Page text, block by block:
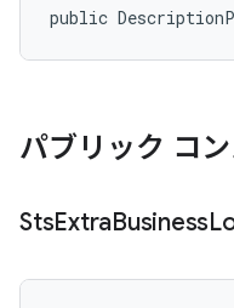
public
パブリック コ
StsExtraBusiness